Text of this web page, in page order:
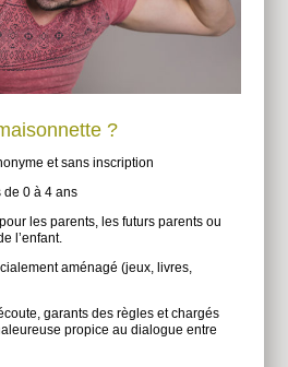
?
et sans inscription
de 0 à 4 ans
les parents, les futurs parents ou
l’enfant.
aménagé (jeux, livres,
garants des règles et chargés
propice au dialogue entre